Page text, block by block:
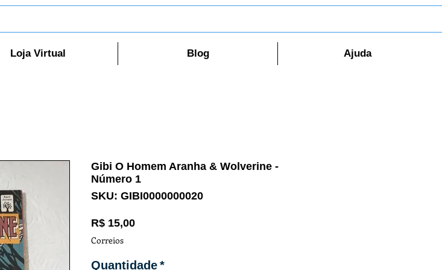
Loja Virtual Blog Ajuda
Gibi O Homem Aranha & Wolverine -
Número 1
SKU: GIBI0000000020
R$ 15,00Preço
Correios
Quantidade*